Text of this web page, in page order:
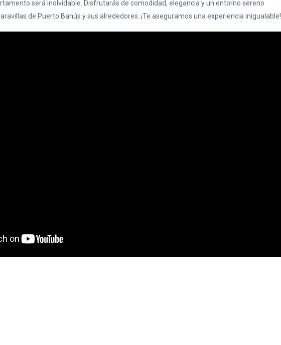
será inolvidable. Disfrutarás de comodidad, elegancia y un entorno sereno
de Puerto Banús y sus alrededores. ¡Te aseguramos una experiencia inigualable!